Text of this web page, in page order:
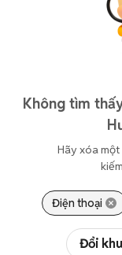
Không tìm
Hãy xóa
Điện thoại
Đổi